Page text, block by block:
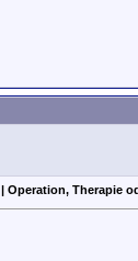
Operation, Therapie